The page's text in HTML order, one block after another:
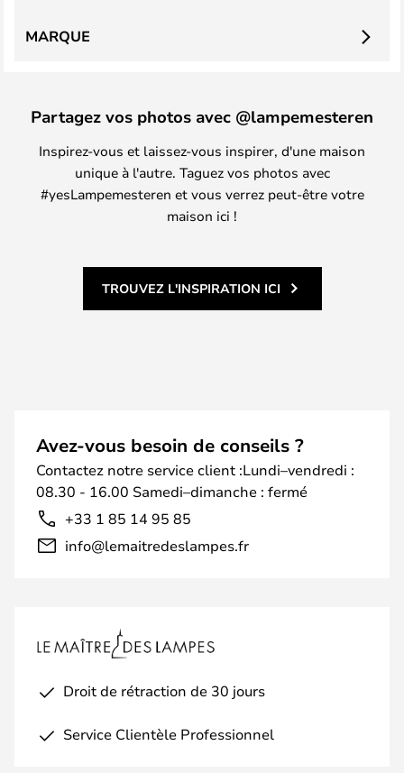
MARQUE
Partagez vos photos avec @lampemesteren
Inspirez-vous et laissez-vous inspirer, d'une maison
unique à l'autre. Taguez vos photos avec
#yesLampemesteren et vous verrez peut-être votre
maison ici !
TROUVEZ L'INSPIRATION ICI
Avez-vous besoin de conseils ?
Contactez notre service client :Lundi–vendredi :
08.30 - 16.00 Samedi–dimanche : fermé
+33 1 85 14 95 85
info@lemaitredeslampes.fr
Droit de rétraction de 30 jours
Service Clientèle Professionnel